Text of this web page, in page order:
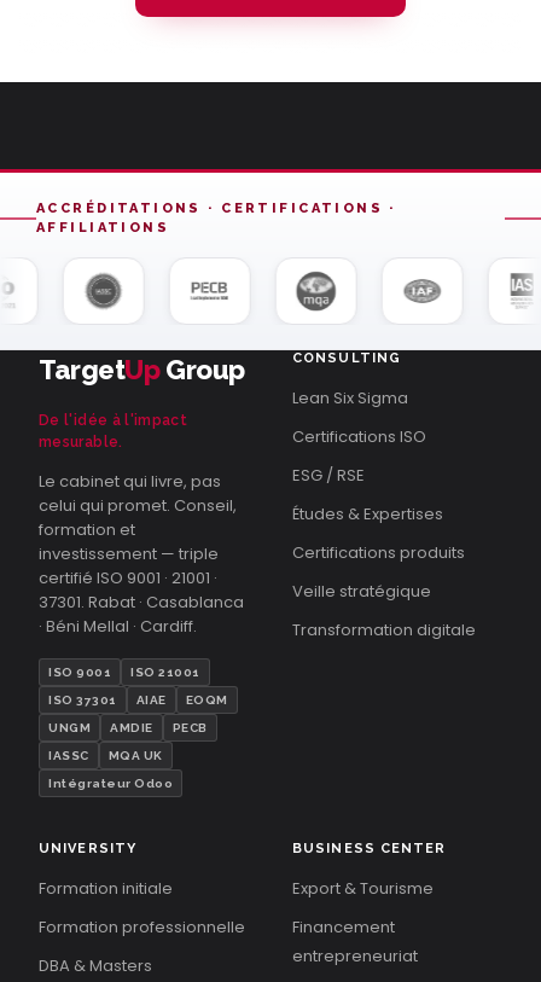
ACCRÉDITATIONS · CERTIFICATIONS ·
AFFILIATIONS
TargetUpGroup
De l'idée à l'impact
mesurable.
Le cabinet qui livre, pas
celui qui promet. Conseil,
formation et
investissement — triple
certifié ISO 9001 · 21001 ·
37301. Rabat · Casablanca
· Béni Mellal · Cardiff.
ISO 9001 ISO 21001
ISO 37301 AIAE EOQM
UNGM AMDIE PECB
IASSC MQA UK
Intégrateur Odoo
CONSULTING
Lean Six Sigma
Certifications ISO
ESG / RSE
Études & Expertises
Certifications produits
Veille stratégique
Transformation digitale
UNIVERSITY
Formation initiale
Formation professionnelle
DBA & Masters
BUSINESS CENTER
Export & Tourisme
Financement
entrepreneuriat